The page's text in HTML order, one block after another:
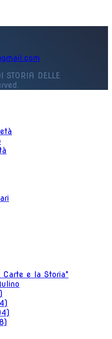
STORIA DELLE
Carte e la Storia"